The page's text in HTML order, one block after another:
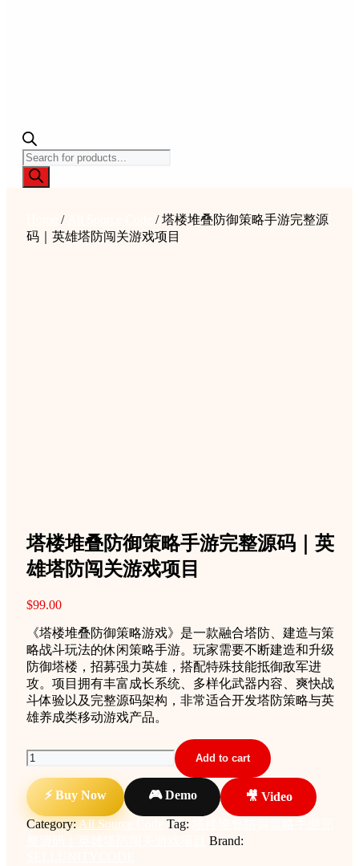
Products
search
/
/ 塔楼堆叠防御策略手游完整源
码｜英雄塔防闯关游戏项目
塔楼堆叠防御策略手游完整源码｜英
雄塔防闯关游戏项目
$99.00
《塔楼堆叠防御策略游戏》是一款融合塔防、建造与策
略战斗玩法的休闲策略手游。玩家需要不断建造和升级
防御塔楼，招募强力英雄，搭配特殊技能抵御敌军进
攻。项目拥有丰富成长系统、多样化武器内容、爽快战
斗体验以及完整源码架构，非常适合开发塔防策略与英
雄养成类移动游戏产品。
塔
堆
叠
防
Add to cart
⚡ Buy Now 🎮 Demo
🎥 Video
Category:All Source Code Tag:
Brand: